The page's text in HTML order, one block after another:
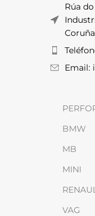
Rúa
Coruña
Email:
BMW
MB
MINI
VAG